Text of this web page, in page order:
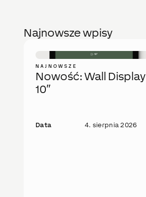
Najnowsze wpisy
NAJNOWSZE
Nowość: Wall Display
10″
Data 4. sierpnia 2026